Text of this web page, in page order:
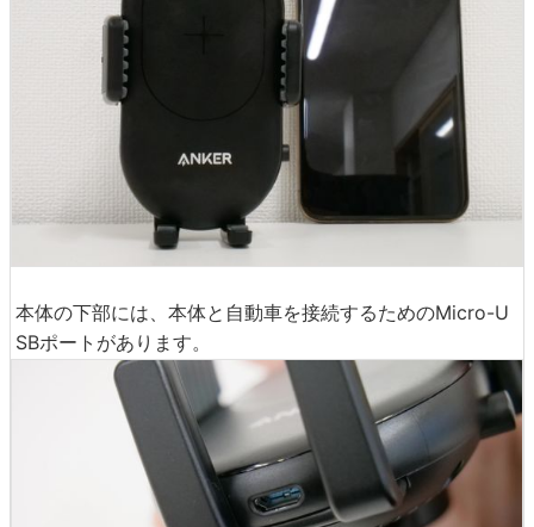
本体の下部には、本体と自動車を接続するためのMicro-U
SBポートがあります。